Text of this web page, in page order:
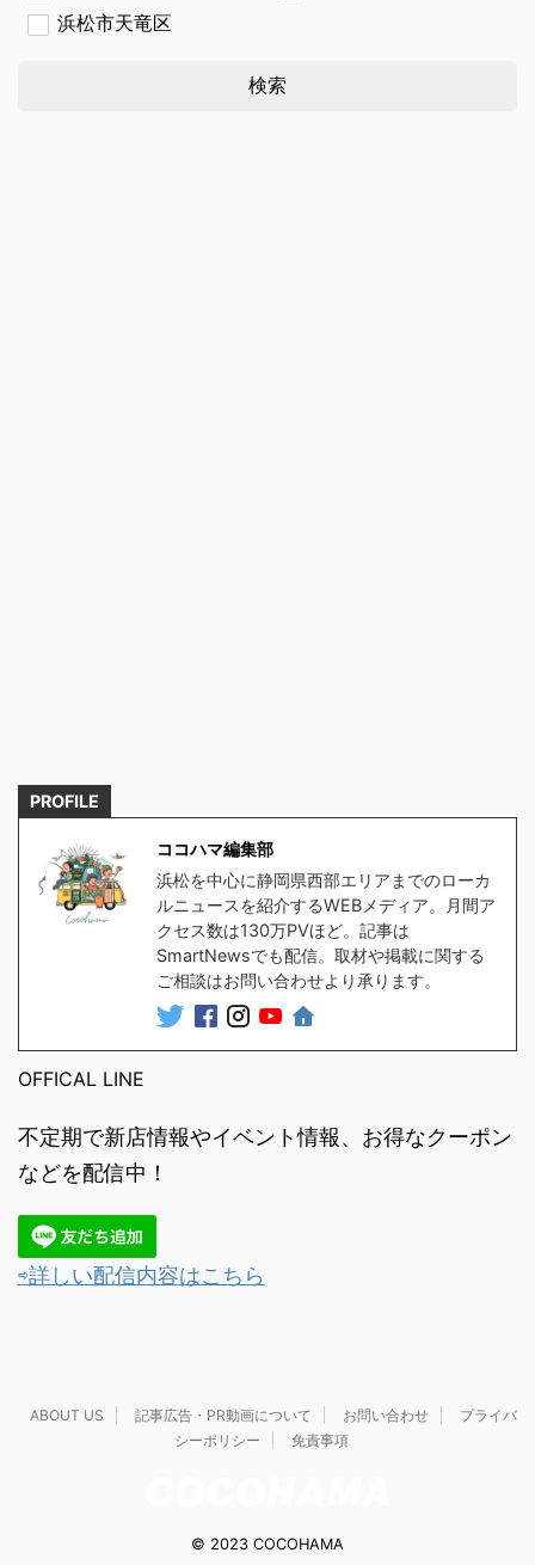
浜松市天竜区
検索
PROFILE
ココハマ編集部
浜松を中心に静岡県西部エリアまでのローカ
ルニュースを紹介するWEBメディア。月間ア
クセス数は130万PVほど。記事は
SmartNewsでも配信。取材や掲載に関する
ご相談はお問い合わせより承ります。
OFFICAL LINE
不定期で新店情報やイベント情報、お得なクーポン
などを配信中！
⇨詳しい配信内容はこちら
ABOUT US 記事広告・PR動画について お問い合わせ
プライバ
シーポリシー
免責事項
© 2023 COCOHAMA